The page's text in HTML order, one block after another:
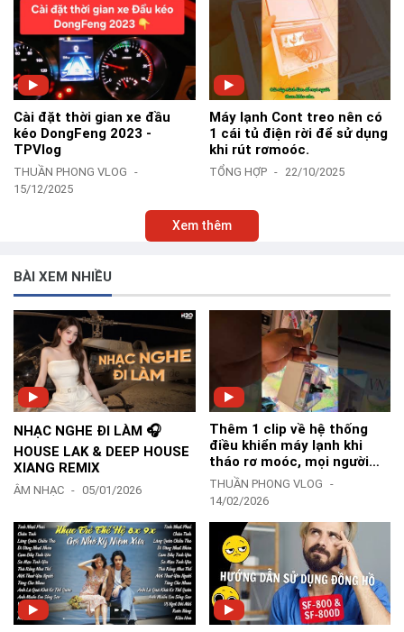
Cài đặt thời gian xe đầu
kéo DongFeng 2023 -
TPVlog
THUẦN PHONG VLOG
15/12/2025
Máy lạnh Cont treo nên có
1 cái tủ điện rời để sử dụng
khi rút rơmoóc.
TỔNG HỢP 22/10/2025
Xem thêm
BÀI XEM NHIỀU
NHẠC NGHE ĐI LÀM 🎧
HOUSE LAK & DEEP HOUSE
XIANG REMIX
ÂM NHẠC 05/01/2026
Thêm 1 clip về hệ thống
điều khiển máy lạnh khi
tháo rơ moóc, mọi người
tham khảo nha-TPVlog
THUẦN PHONG VLOG
14/02/2026